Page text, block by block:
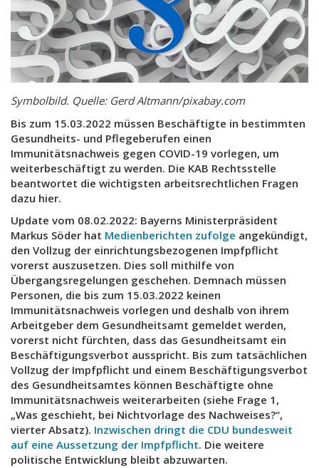
Symbolbild. Quelle: Gerd Altmann/pixabay.com
Bis zum 15.03.2022 müssen Beschäftigte in bestimmten
Gesundheits- und Pflegeberufen einen
Immunitätsnachweis gegen COVID-19 vorlegen, um
weiterbeschäftigt zu werden. Die KAB Rechtsstelle
beantwortet die wichtigsten arbeitsrechtlichen Fragen
dazu hier.
Update vom 08.02.2022: Bayerns Ministerpräsident
Markus Söder hat Medienberichten zufolge angekündigt,
den Vollzug der einrichtungsbezogenen Impfpflicht
vorerst auszusetzen. Dies soll mithilfe von
Übergangsregelungen geschehen. Demnach müssen
Personen, die bis zum 15.03.2022 keinen
Immunitätsnachweis vorlegen und deshalb von ihrem
Arbeitgeber dem Gesundheitsamt gemeldet werden,
vorerst nicht fürchten, dass das Gesundheitsamt ein
Beschäftigungsverbot ausspricht. Bis zum tatsächlichen
Vollzug der Impfpflicht und einem Beschäftigungsverbot
des Gesundheitsamtes können Beschäftigte ohne
Immunitätsnachweis weiterarbeiten (siehe Frage 1,
„Was geschieht, bei Nichtvorlage des Nachweises?“,
vierter Absatz). Inzwischen dringt die CDU bundesweit
auf eine Aussetzung der Impfpflicht. Die weitere
politische Entwicklung bleibt abzuwarten.